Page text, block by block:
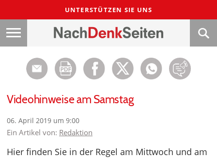
UNTERSTÜTZEN SIE UNS
Videohinweise am Samstag
06. April 2019 um 9:00
Ein Artikel von: Redaktion
Hier finden Sie in der Regel am Mittwoch und am